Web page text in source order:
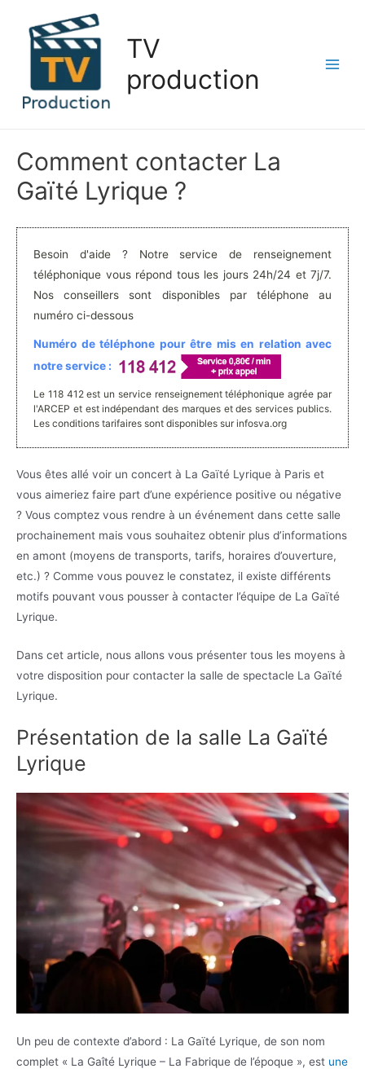
contenu
TV
production
Comment contacter La
Gaïté Lyrique ?
Besoin d'aide ? Notre service de renseignement
téléphonique vous répond tous les jours 24h/24 et 7j/7.
Nos conseillers sont disponibles par téléphone au
numéro ci-dessous
Numéro de téléphone pour être mis en relation avec
notre service :
Le 118 412 est un service renseignement téléphonique agrée par
l'ARCEP et est indépendant des marques et des services publics.
Les conditions tarifaires sont disponibles sur infosva.org
Vous êtes allé voir un concert à La Gaïté Lyrique à Paris et
vous aimeriez faire part d’une expérience positive ou négative
? Vous comptez vous rendre à un événement dans cette salle
prochainement mais vous souhaitez obtenir plus d’informations
en amont (moyens de transports, tarifs, horaires d’ouverture,
etc.) ? Comme vous pouvez le constatez, il existe différents
motifs pouvant vous pousser à contacter l’équipe de La Gaïté
Lyrique.
Dans cet article, nous allons vous présenter tous les moyens à
votre disposition pour contacter la salle de spectacle La Gaïté
Lyrique.
Présentation de la salle La Gaïté
Lyrique
Un peu de contexte d’abord : La Gaïté Lyrique, de son nom
complet « La Gaîté Lyrique – La Fabrique de l’époque », est une